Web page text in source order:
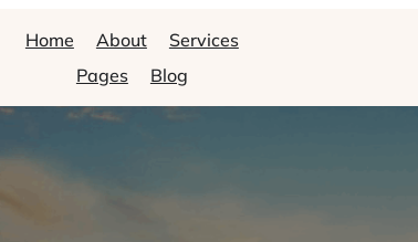
Home About
Services
Pages
Blog